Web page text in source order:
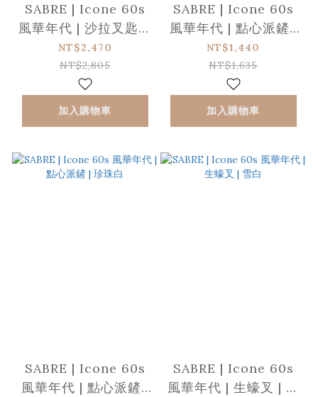
SABRE | Icone 60s
風華年代 | 沙拉叉匙組
| 珍珠白
NT$2,470
NT$2,805
加入購物車
SABRE | Icone 60s
風華年代 | 點心派鏟 |
雪白
NT$1,440
NT$1,635
加入購物車
SABRE | Icone 60s
風華年代 | 點心派鏟 |
SABRE | Icone 60s
風華年代 | 生蠔叉 | 雪